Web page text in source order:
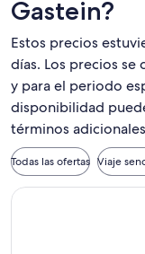
Gastein?
Estos precios
días. Los precios
y para el periodo
disponibilidad
términos
Todas las ofertas Viaje
Seleccionar vuelo